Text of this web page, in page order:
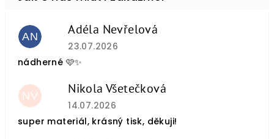
AN Adéla Nevřelová
Hodnocení obchodu je 5 z 5 hvězdiček.
23.07.2026
nádherné 🩷✨
NV Nikola Všetečková
Hodnocení obchodu je 5 z 5 hvězdiček.
14.07.2026
super materiál, krásný tisk, děkuji!